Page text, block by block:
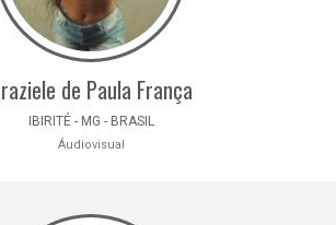
de Paula França
IBIRITÉ - MG - BRASIL
Áudiovisual